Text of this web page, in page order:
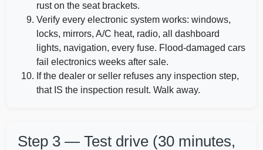
rust on the seat brackets.
Verify every electronic system works: windows,
locks, mirrors, A/C heat, radio, all dashboard
lights, navigation, every fuse. Flood-damaged cars
fail electronics weeks after sale.
If the dealer or seller refuses any inspection step,
that IS the inspection result. Walk away.
Step 3 — Test drive (30 minutes,